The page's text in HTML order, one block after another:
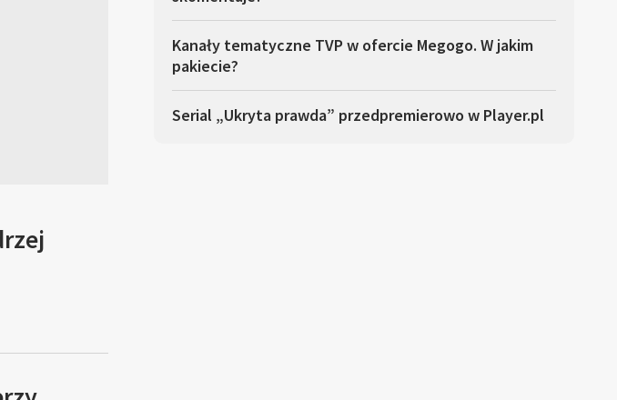
Kanały tematyczne TVP w ofercie Megogo. W jakim
pakiecie?
Serial „Ukryta prawda” przedpremierowo w Player.pl